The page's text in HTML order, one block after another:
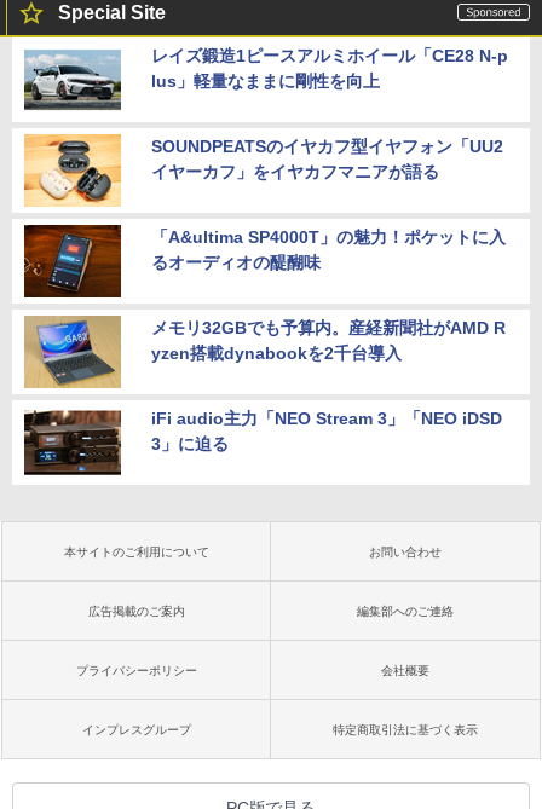
Special Site
レイズ鍛造1ピースアルミホイール「CE28 N-p
lus」軽量なままに剛性を向上
SOUNDPEATSのイヤカフ型イヤフォン「UU2
イヤーカフ」をイヤカフマニアが語る
「A&ultima SP4000T」の魅力！ポケットに入
るオーディオの醍醐味
メモリ32GBでも予算内。産経新聞社がAMD R
yzen搭載dynabookを2千台導入
iFi audio主力「NEO Stream 3」「NEO iDSD
3」に迫る
本サイトのご利用について お問い合わせ
広告掲載のご案内 編集部へのご連絡
プライバシーポリシー 会社概要
インプレスグループ 特定商取引法に基づく表示